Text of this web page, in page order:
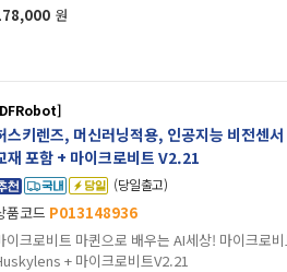
원
스키렌즈, 머신러닝적용, 인공지능 비전센
재 포함 + 마이크로비트 V2.21
(당일출고)
품코드 P013148936
이크로비트 마퀸으로 배우는 AI세상! 마이크로
+ 마이크로비트V2.21